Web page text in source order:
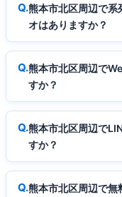
熊本市北区周辺で系
オはありますか？
熊本市北区周辺で
すか？
熊本市北区周辺で
すか？
熊本市北区周辺で無